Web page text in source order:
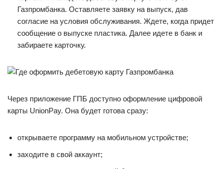
Газпромбанка. Оставляете заявку на выпуск, дав
согласие на условия обслуживания. Ждете, когда придет
сообщение о выпуске пластика. Далее идете в банк и
забираете карточку.
Через приложение ГПБ доступно оформление цифровой
карты UnionPay. Она будет готова сразу:
открываете программу на мобильном устройстве;
заходите в свой аккаунт;